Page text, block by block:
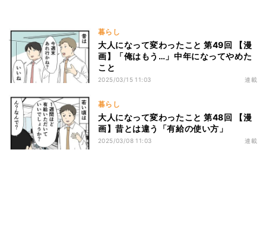
暮らし
大人になって変わったこと 第49回 【漫
画】「俺はもう…」中年になってやめた
こと
2025/03/15 11:03 連載
暮らし
大人になって変わったこと 第48回 【漫
画】昔とは違う「有給の使い方」
2025/03/08 11:03 連載